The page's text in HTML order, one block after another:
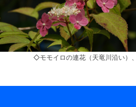
◇モモイロの連花（天竜川沿い）